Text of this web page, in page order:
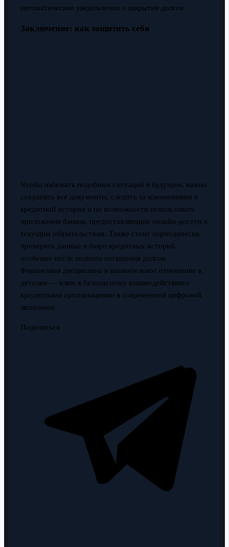
автоматические уведомления о закрытии долгов.
Заключение: как защитить себя
Чтобы избежать подобных ситуаций в будущем, важно
сохранять все документы, следить за изменениями в
кредитной истории и по возможности использовать
приложения банков, предоставляющие онлайн-доступ к
текущим обязательствам. Также стоит периодически
проверять данные в бюро кредитных историй,
особенно после полного погашения долгов.
Финансовая дисциплина и внимательное отношение к
деталям — ключ к безопасному взаимодействию с
кредитными организациями в современной цифровой
экономике.
Поделиться